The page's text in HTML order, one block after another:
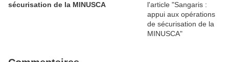
sécurisation de la MINUSCA